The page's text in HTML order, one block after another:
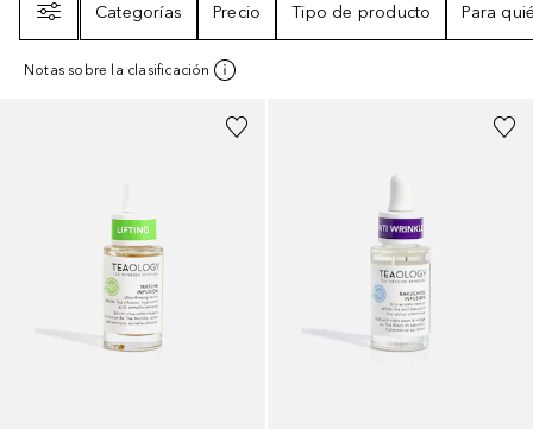
Categorías
Precio Tipo de producto Para
Notas sobre la clasificación